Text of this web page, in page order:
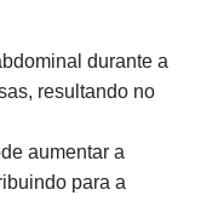
durante a
resultando no
aumentar a
para a